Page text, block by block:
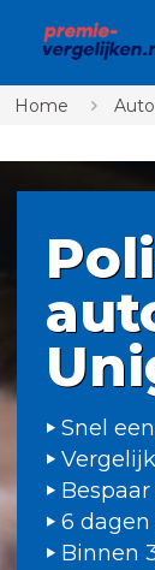
Home
Snel
6
Binnen